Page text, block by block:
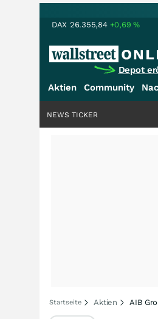
DAX 26.355,84 +0,69%
Depot
Aktien Community
NEWS TICKER
Startseite Aktien AIB